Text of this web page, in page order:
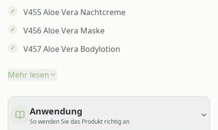
V455 Aloe Vera Nachtcreme
V456 Aloe Vera Maske
V457 Aloe Vera Bodylotion
Mehr lesen
Anwendung
So wenden Sie das Produkt richtig an